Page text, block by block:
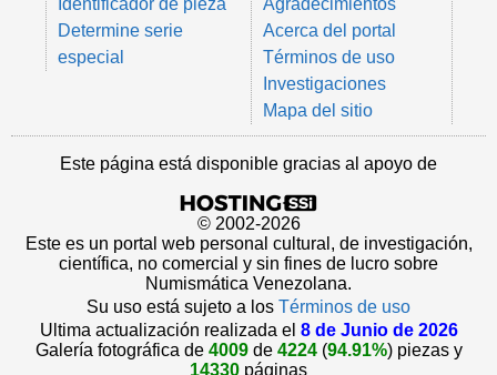
Identificador de pieza
Determine serie
especial
Agradecimientos
Acerca del portal
Términos de uso
Investigaciones
Mapa del sitio
Este página está disponible gracias al apoyo de
© 2002-2026
Este es un portal web personal cultural, de investigación,
científica, no comercial y sin fines de lucro sobre
Numismática Venezolana.
Su uso está sujeto a los Términos de uso
Ultima actualización realizada el 8 de Junio de 2026
Galería fotográfica de 4009de 4224(94.91%) piezas y
14330 páginas